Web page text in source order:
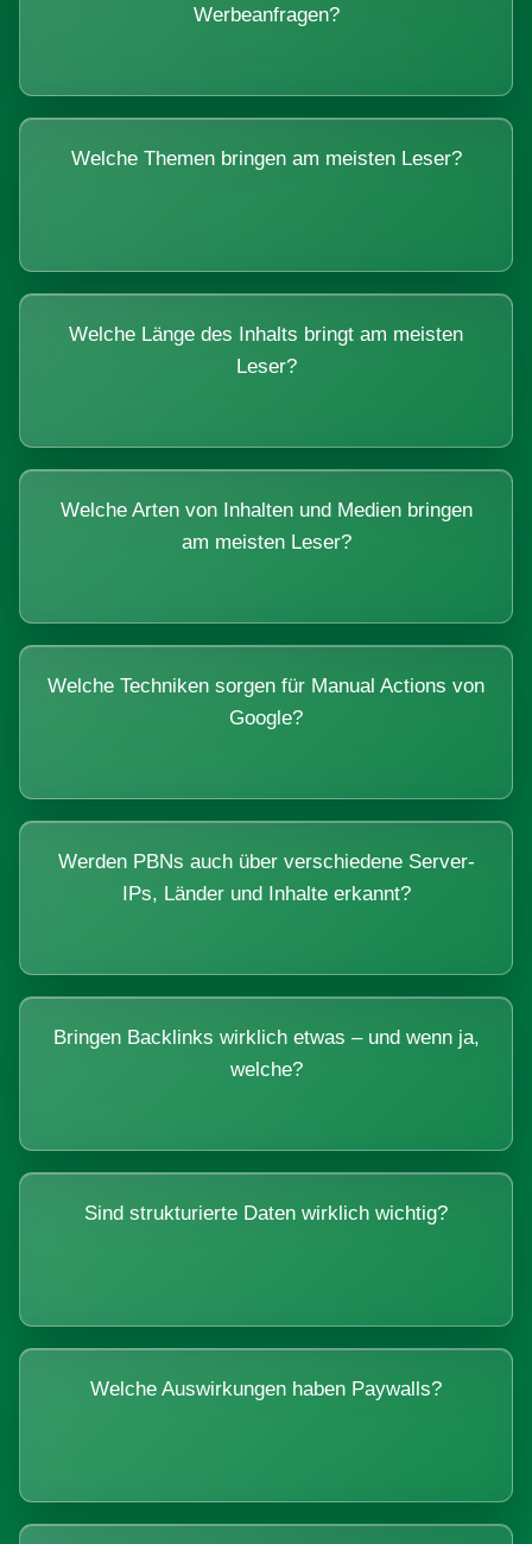
Werbeanfragen?
Welche Themen bringen am meisten Leser?
Welche Länge des Inhalts bringt am meisten
Leser?
Welche Arten von Inhalten und Medien bringen
am meisten Leser?
Welche Techniken sorgen für Manual Actions von
Google?
Werden PBNs auch über verschiedene Server-
IPs, Länder und Inhalte erkannt?
Bringen Backlinks wirklich etwas – und wenn ja,
welche?
Sind strukturierte Daten wirklich wichtig?
Welche Auswirkungen haben Paywalls?